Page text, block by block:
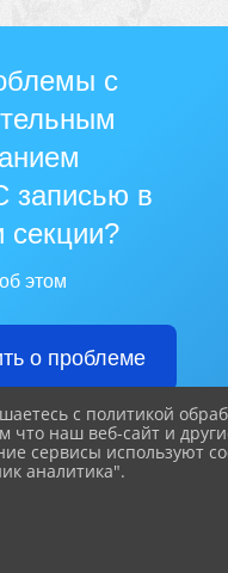
с
записью в
секции?
этом
о проблеме
с политикой
что наш веб-сайт и
сервисы используют
аналитика".